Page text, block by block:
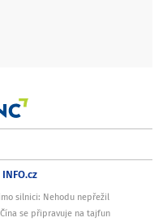
INFO.cz
silnici: Nehodu nepřežil
se připravuje na tajfun